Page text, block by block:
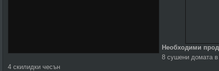
Необходими
8 сушени домата
4 скилидки чесън